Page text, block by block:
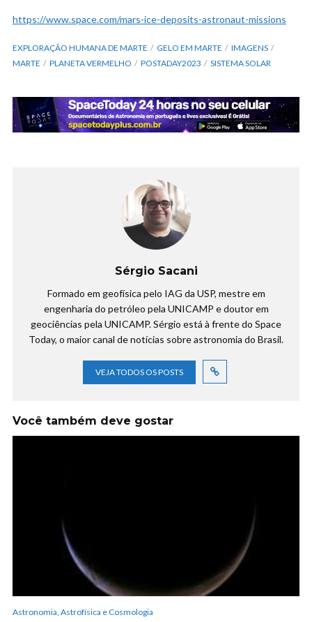
https://www.space.com/mars-ice-deposits-astronaut-missions
EXPLORAÇÃO HUMANA DE MARTE GELO EM MARTE
IMAGENS
MARTE
PLANETA VERMELHO POSTADAY2023 SISTEMA SOLAR
Sérgio Sacani
Formado em geofísica pelo IAG da USP, mestre em
engenharia do petróleo pela UNICAMP e doutor em
geociências pela UNICAMP. Sérgio está à frente do Space
Today, o maior canal de notícias sobre astronomia do Brasil.
VEJA TODOS OS POSTS
Você também deve gostar
Astronomia, Astrofísica e Cosmologia